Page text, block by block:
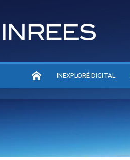
ACCUEILINEXPLORÉ DIGITAL